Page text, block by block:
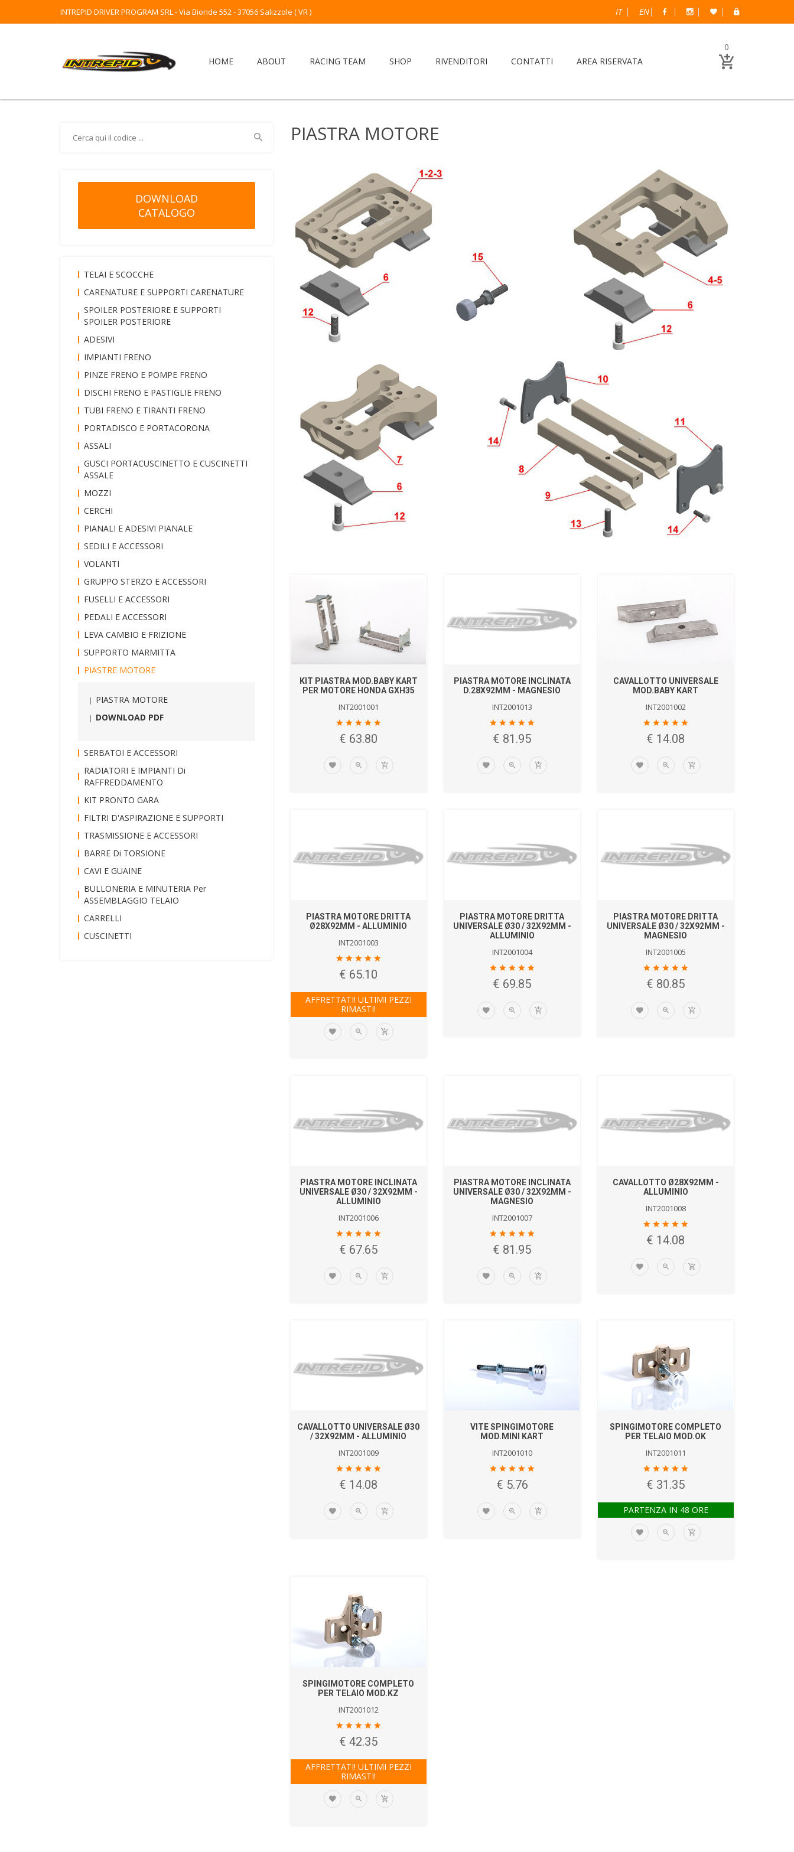
INTREPID DRIVER PROGRAM SRL - Via Bionde 552 - 37056 Salizzole ( VR ) IT EN
HOME ABOUT RACING TEAM SHOP RIVENDITORI CONTATTI AREA RISERVATA
0
PIASTRA MOTORE
KIT PIASTRA MOD.BABY KART
PER MOTORE HONDA GXH35
INT2001001
€ 63.80
PIASTRA MOTORE INCLINATA
D.28X92MM - MAGNESIO
INT2001013
€ 81.95
CAVALLOTTO UNIVERSALE
MOD.BABY KART
INT2001002
€ 14.08
PIASTRA MOTORE DRITTA
Ø28X92MM - ALLUMINIO
INT2001003
€ 65.10
AFFRETTATI! ULTIMI PEZZI
RIMASTI!
PIASTRA MOTORE DRITTA
UNIVERSALE Ø30 / 32X92MM -
ALLUMINIO
INT2001004
€ 69.85
PIASTRA MOTORE DRITTA
UNIVERSALE Ø30 / 32X92MM -
MAGNESIO
INT2001005
€ 80.85
PIASTRA MOTORE INCLINATA
UNIVERSALE Ø30 / 32X92MM -
ALLUMINIO
INT2001006
€ 67.65
PIASTRA MOTORE INCLINATA
UNIVERSALE Ø30 / 32X92MM -
MAGNESIO
INT2001007
€ 81.95
CAVALLOTTO Ø28X92MM -
ALLUMINIO
INT2001008
€ 14.08
CAVALLOTTO UNIVERSALE Ø30
/ 32X92MM - ALLUMINIO
INT2001009
€ 14.08
VITE SPINGIMOTORE
MOD.MINI KART
INT2001010
€ 5.76
SPINGIMOTORE COMPLETO
PER TELAIO MOD.OK
INT2001011
€ 31.35
PARTENZA IN 48 ORE
SPINGIMOTORE COMPLETO
PER TELAIO MOD.KZ
INT2001012
€ 42.35
AFFRETTATI! ULTIMI PEZZI
RIMASTI!
DOWNLOAD
CATALOGO
TELAI E SCOCCHE
CARENATURE E SUPPORTI CARENATURE
SPOILER POSTERIORE E SUPPORTI
SPOILER POSTERIORE
ADESIVI
IMPIANTI FRENO
PINZE FRENO E POMPE FRENO
DISCHI FRENO E PASTIGLIE FRENO
TUBI FRENO E TIRANTI FRENO
PORTADISCO E PORTACORONA
ASSALI
GUSCI PORTACUSCINETTO E CUSCINETTI
ASSALE
MOZZI
CERCHI
PIANALI E ADESIVI PIANALE
SEDILI E ACCESSORI
VOLANTI
GRUPPO STERZO E ACCESSORI
FUSELLI E ACCESSORI
PEDALI E ACCESSORI
LEVA CAMBIO E FRIZIONE
SUPPORTO MARMITTA
PIASTRE MOTORE
PIASTRA MOTORE
DOWNLOAD PDF
SERBATOI E ACCESSORI
RADIATORI E IMPIANTI Di
RAFFREDDAMENTO
KIT PRONTO GARA
FILTRI D'ASPIRAZIONE E SUPPORTI
TRASMISSIONE E ACCESSORI
BARRE Di TORSIONE
CAVI E GUAINE
BULLONERIA E MINUTERIA Per
ASSEMBLAGGIO TELAIO
CARRELLI
CUSCINETTI